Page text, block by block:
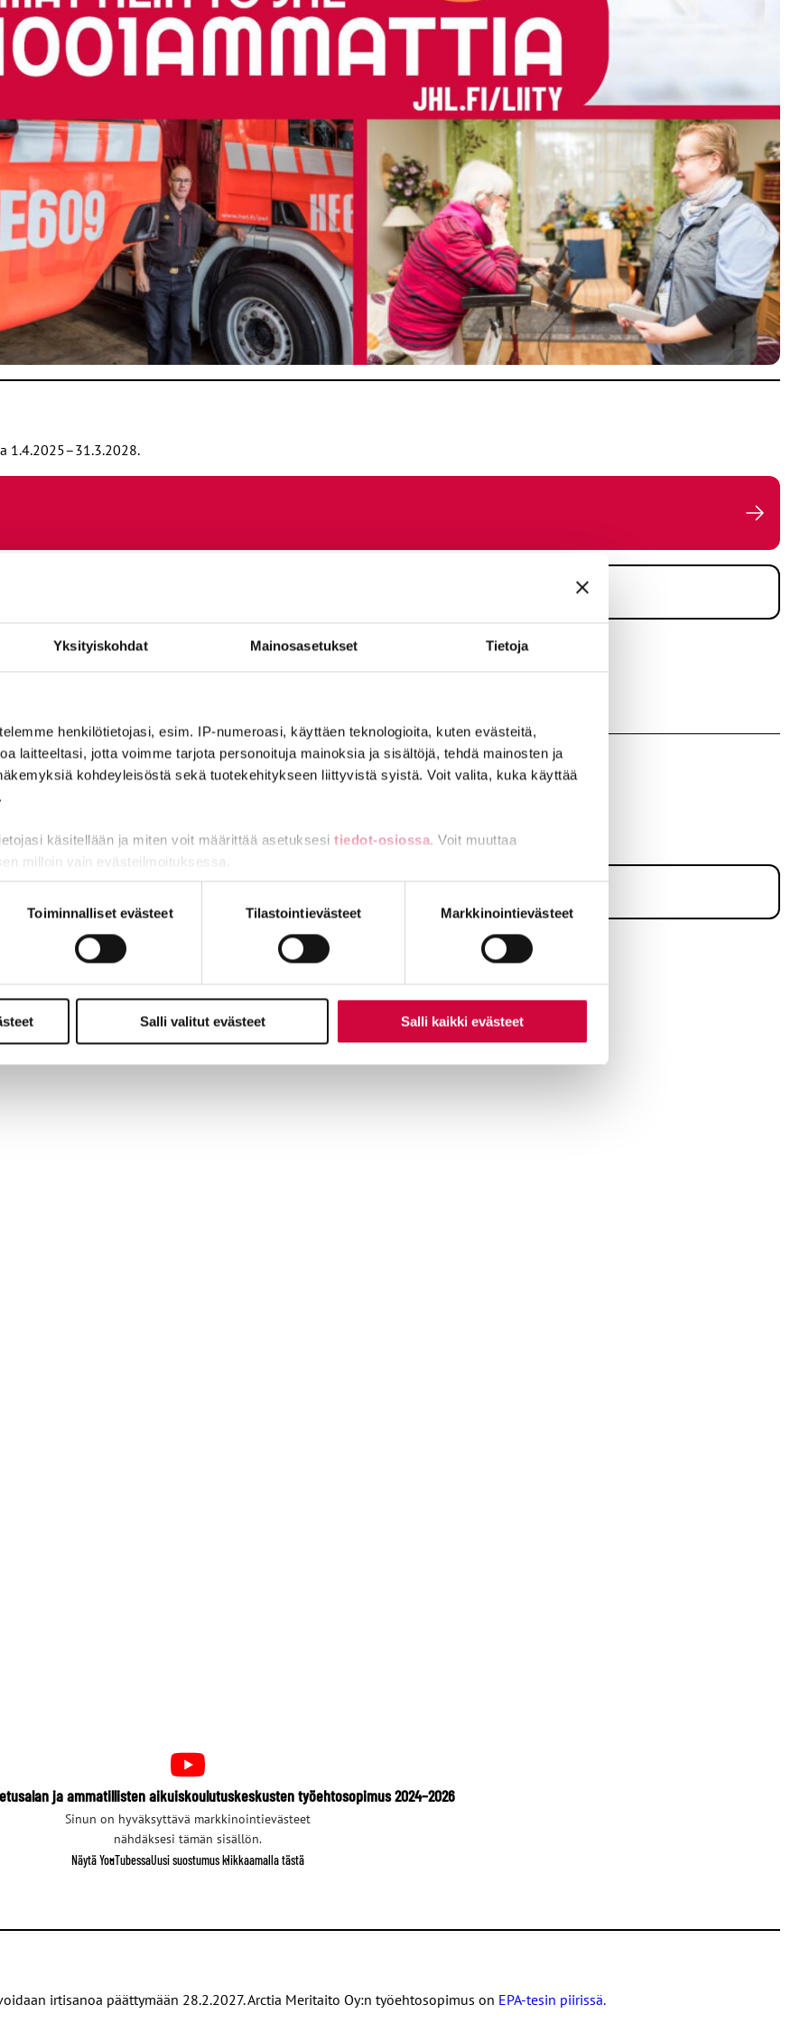
Yksityiskohdat Mainosasetukset Tietoja
henkilötietojasi, esim. IP-numeroasi, käyttäen teknologioita, kuten evästeitä,
laitteeltasi, jotta voimme tarjota personoituja mainoksia ja sisältöjä, tehdä mainosten ja
kohdeyleisöstä sekä tuotekehitykseen liittyvistä syistä. Voit valita, kuka käyttää
käsitellään ja miten voit määrittää asetuksesi tiedot-osiossa. Voit muuttaa
milloin vain evästeilmoituksessa.
osa sivuston toimintaa parantavia, ja osaa käytetään tilastointi- tai
Toiminnalliset evästeet Tilastointievästeet Markkinointievästeet
Salli valitut evästeet Salli kaikki evästeet
1.4.2025–31.3.2028.
ja/tai työvuorotyöryhmän työhön. Summa maksetaan yleiskorotuksena, jos asiasta ei synny sopua 31.3.2026
ensisijaisesti paikallisena eränä. Paikallinen erä voidaan jakaa työnantajan päättämällä tavalla. Jos korotuksesta ei päästä
työehtosopimus on voimassa 23.5.2024–31.3.2026.
hallinto- ja tukipalveluhenkilöstöä.
vuoden palkoista sopu(27.3.2025)
neuvottelutulokset
ja ammatillisten aikuiskoulutuskeskusten työehtosopimus 2024–2026
Sinun on hyväksyttävä markkinointievästeet
nähdäksesi tämän sisällön.
Näytä YouTubessaUusi suostumus klikkaamalla tästä
irtisanoa päättymään 28.2.2027. Arctia Meritaito Oy:n työehtosopimus on EPA-tesin piirissä.